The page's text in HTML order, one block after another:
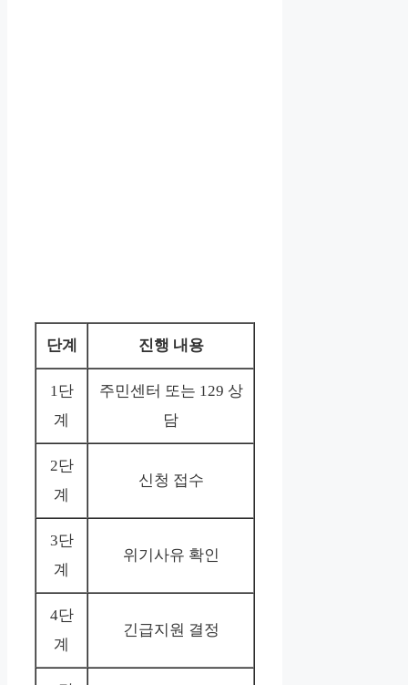
단계 진행 내용
1단
계
주민센터 또는 129 상
담
2단
계
신청 접수
3단
계
위기사유 확인
4단
계
긴급지원 결정